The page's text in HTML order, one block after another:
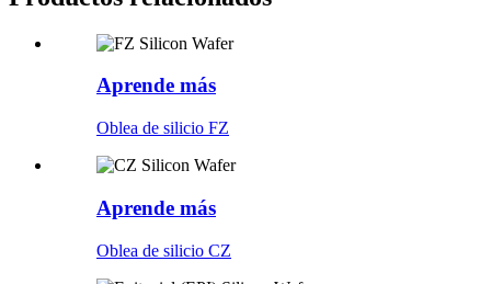
Aprende más
Oblea de silicio FZ
Aprende más
Oblea de silicio CZ